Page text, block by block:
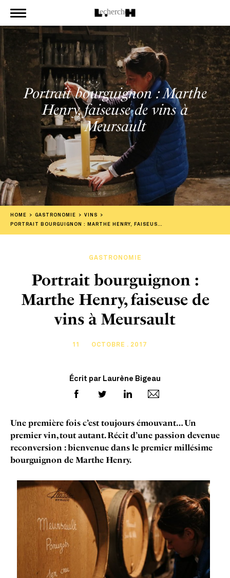
Portrait bourguignon : Marthe
Henry, faiseuse de vins à
Meursault
HOME GASTRONOMIE
VINS
PORTRAIT BOURGUIGNON : MARTHE HENRY, FAISEUSE DE VINS À MEURSAULT
GASTRONOMIE
Portrait bourguignon :
Marthe Henry, faiseuse de
vins à Meursault
11 OCTOBRE . 2017
Écrit par Laurène Bigeau
Une première fois c’est toujours émouvant… Un
premier vin, tout autant. Récit d’une passion devenue
reconversion : bienvenue dans le premier millésime
bourguignon de Marthe Henry.